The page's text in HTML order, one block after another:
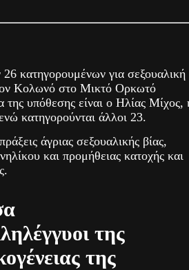
κατηγορουμένων για σεξουαλική
Κολωνό στο Μικτό Ορκωτό
υπόθεσης είναι ο Ηλίας Μίχος,
κατηγορούνται άλλοι 23.
άγριας σεξουαλικής βίας,
και προμήθειας κατοχής και
της
της